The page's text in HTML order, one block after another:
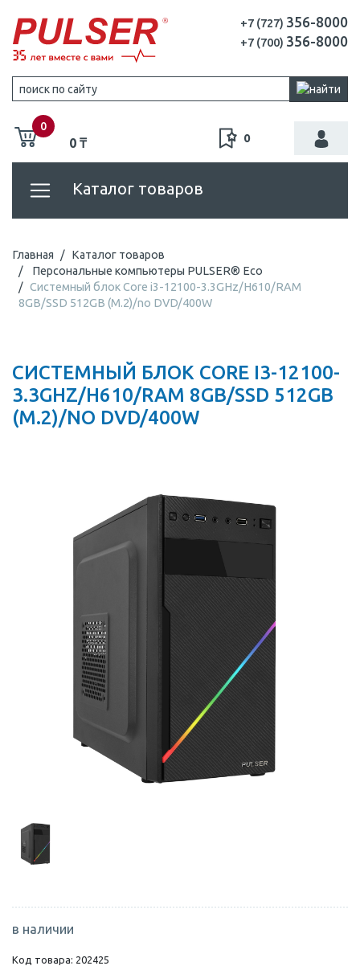
+7 (727) 356-8000
+7 (700) 356-8000
0
0 ₸ 0
Каталог товаров
Главная
Каталог товаров
Персональные компьютеры PULSER® Eco
Системный блок Core i3-12100-3.3GHz/H610/RAM
8GB/SSD 512GB (M.2)/no DVD/400W
СИСТЕМНЫЙ БЛОК CORE I3-12100-
3.3GHZ/H610/RAM 8GB/SSD 512GB
(M.2)/NO DVD/400W
в наличии
Код товара: 202425